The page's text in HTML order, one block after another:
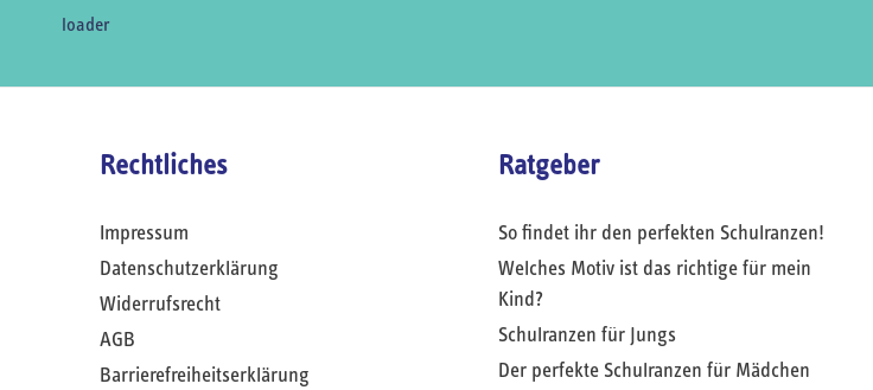
Rechtliches
Impressum
Datenschutzerklärung
Widerrufsrecht
AGB
Barrierefreiheitserklärung
Ratgeber
So findet ihr den perfekten Schulranzen!
Welches Motiv ist das richtige für mein
Kind?
Schulranzen für Jungs
Der perfekte Schulranzen für Mädchen